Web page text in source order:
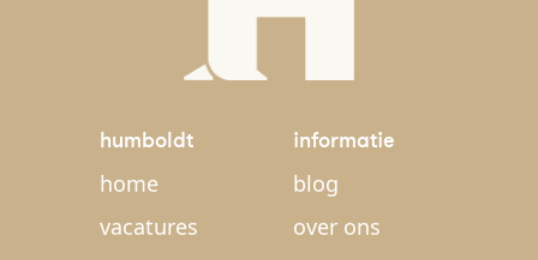
humboldt
home
vacatures
informatie
blog
over ons